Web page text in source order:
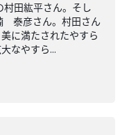
田紘平さん。そし
泰彦さん。村田さん
に満たされたやすら
なやすら...